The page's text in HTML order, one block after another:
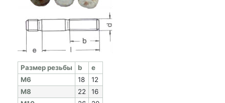
Раз­мер резь­бы b
e
M6
18
12
M8
22
16